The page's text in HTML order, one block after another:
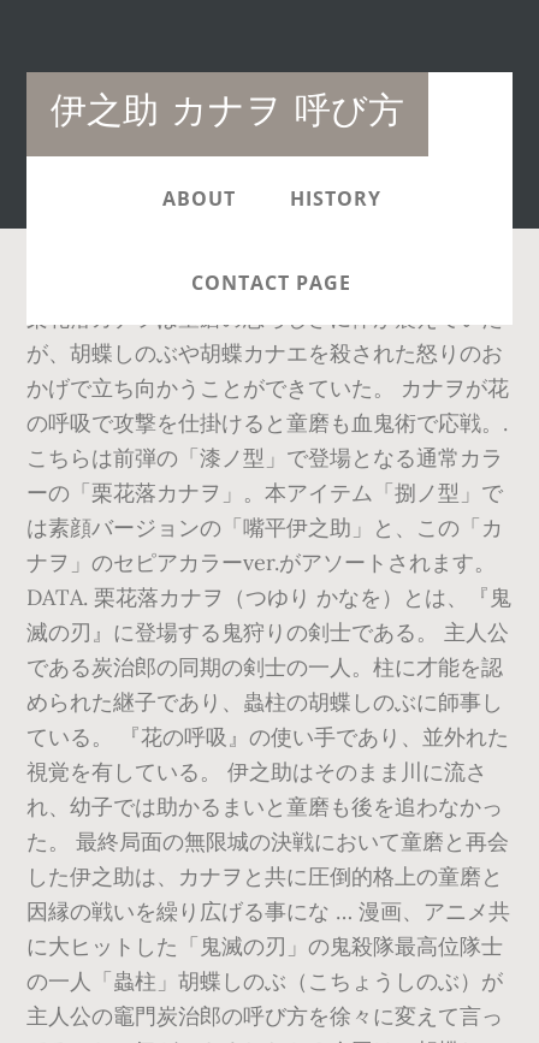
伊之助 カナヲ 呼び方
Main
navigation
ABOUT HISTORY
CONTACT PAGE
栗花落カナヲは童磨の恐ろしさに体が震えていた
が、胡蝶しのぶや胡蝶カナエを殺された怒りのお
かげで立ち向かうことができていた。 カナヲが花
の呼吸で攻撃を仕掛けると童磨も血鬼術で応戦。.
こちらは前弾の「漆ノ型」で登場となる通常カラ
ーの「栗花落カナヲ」。本アイテム「捌ノ型」で
は素顔バージョンの「嘴平伊之助」と、この「カ
ナヲ」のセピアカラーver.がアソートされます。
DATA. 栗花落カナヲ（つゆり かなを）とは、『鬼
滅の刃』に登場する鬼狩りの剣士である。 主人公
である炭治郎の同期の剣士の一人。柱に才能を認
められた継子であり、蟲柱の胡蝶しのぶに師事し
ている。 『花の呼吸』の使い手であり、並外れた
視覚を有している。 伊之助はそのまま川に流さ
れ、幼子では助かるまいと童磨も後を追わなかっ
た。 最終局面の無限城の決戦において童磨と再会
した伊之助は、カナヲと共に圧倒的格上の童磨と
因縁の戦いを繰り広げる事にな … 漫画、アニメ共
に大ヒットした「鬼滅の刃」の鬼殺隊最高位隊士
の一人「蟲柱」胡蝶しのぶ（こちょうしのぶ）が
主人公の竈門炭治郎の呼び方を徐々に変えて言っ